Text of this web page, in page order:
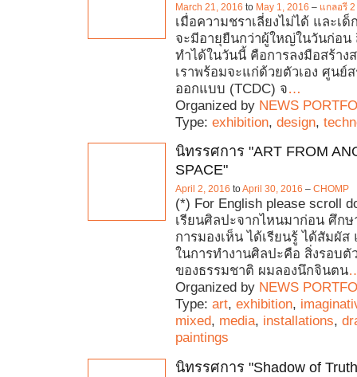
March 21, 2016 to May 1, 2016 – แกลอรี
เมื่อความชราเลี่ยงไม่ได้ และเ
จะมีอายุยืนกว่าผู้ใหญ่ในวันก่อน
ทำได้ในวันนี้ คือการลงมือสร้าง
เราพร้อมจะแก่ด้วยตัวเอง ศูนย์
ออกแบบ (TCDC) จ…
Organized by NEWS
Type: exhibition, design,
นิทรรศการ "ART FROM
SPACE"
April 2, 2016 toApril 30, 2016 – CHOMP
(*) For English please scroll
เรียนศิลปะจากไหนมาก่อน ศึกษ
การมองเห็น ได้เรียนรู้ ได้สัมผัส
ในการทำงานศิลปะคือ สิ่งรอบตั
ของธรรมชาติ ผมลองนึกจินตน
Organized by NEWS
Type: art, exhibition,
mixed, media, installations,
paintings
นิทรรศการ "Shadow of